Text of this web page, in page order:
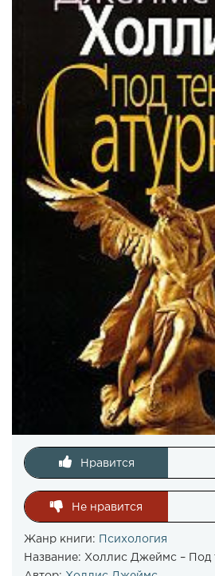
Нравится
Не нравится
Жанр книги:
Психология
Название: Холлис Джеймс – Под